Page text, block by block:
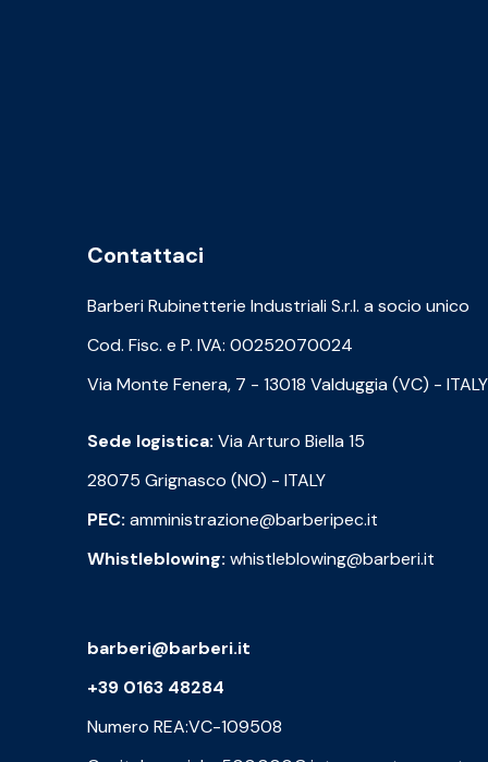
Contattaci
Barberi Rubinetterie Industriali S.r.l. a socio unico
Cod. Fisc. e P. IVA: 00252070024
Via Monte Fenera, 7 - 13018 Valduggia (VC) - ITALY
Sede logistica: Via Arturo Biella 15
28075 Grignasco (NO) - ITALY
PEC: amministrazione@barberipec.it
Whistleblowing: whistleblowing@barberi.it
barberi@barberi.it
+39 0163 48284
Numero REA:VC-109508